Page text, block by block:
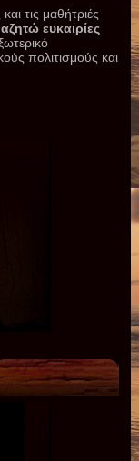
τις μαθήτριές
ευκαιρίες
πολιτισμούς και